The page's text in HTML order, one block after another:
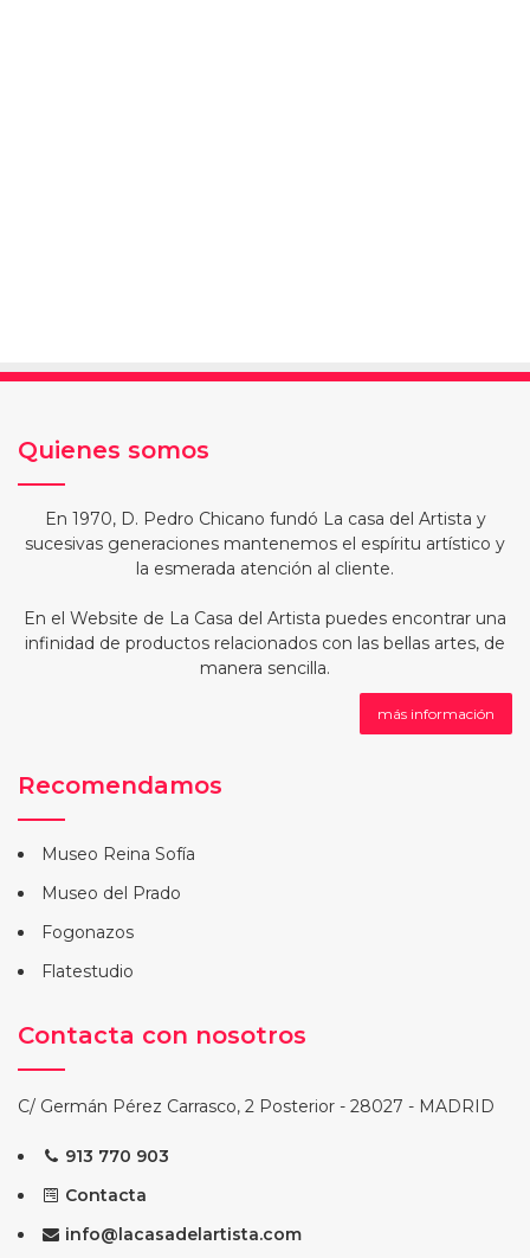
Quienes somos
En 1970, D. Pedro Chicano fundó La casa del Artista y
sucesivas generaciones mantenemos el espíritu artístico y
la esmerada atención al cliente.
En el Website de La Casa del Artista puedes encontrar una
infinidad de productos relacionados con las bellas artes, de
manera sencilla.
más información
Recomendamos
Museo Reina Sofía
Museo del Prado
Fogonazos
Flatestudio
Contacta con nosotros
C/ Germán Pérez Carrasco, 2 Posterior - 28027 - MADRID
913 770 903
Contacta
info@lacasadelartista.com